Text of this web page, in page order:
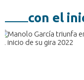
con el